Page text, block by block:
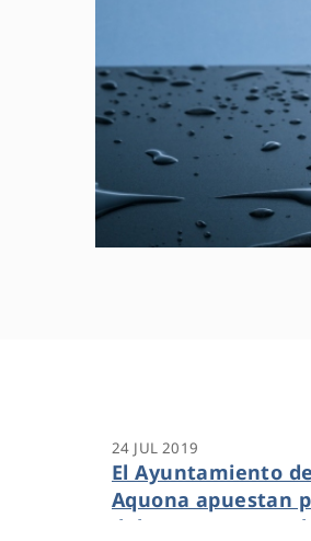
24 JUL 2019
El Ayuntamiento
Aquona apuestan
del agua para